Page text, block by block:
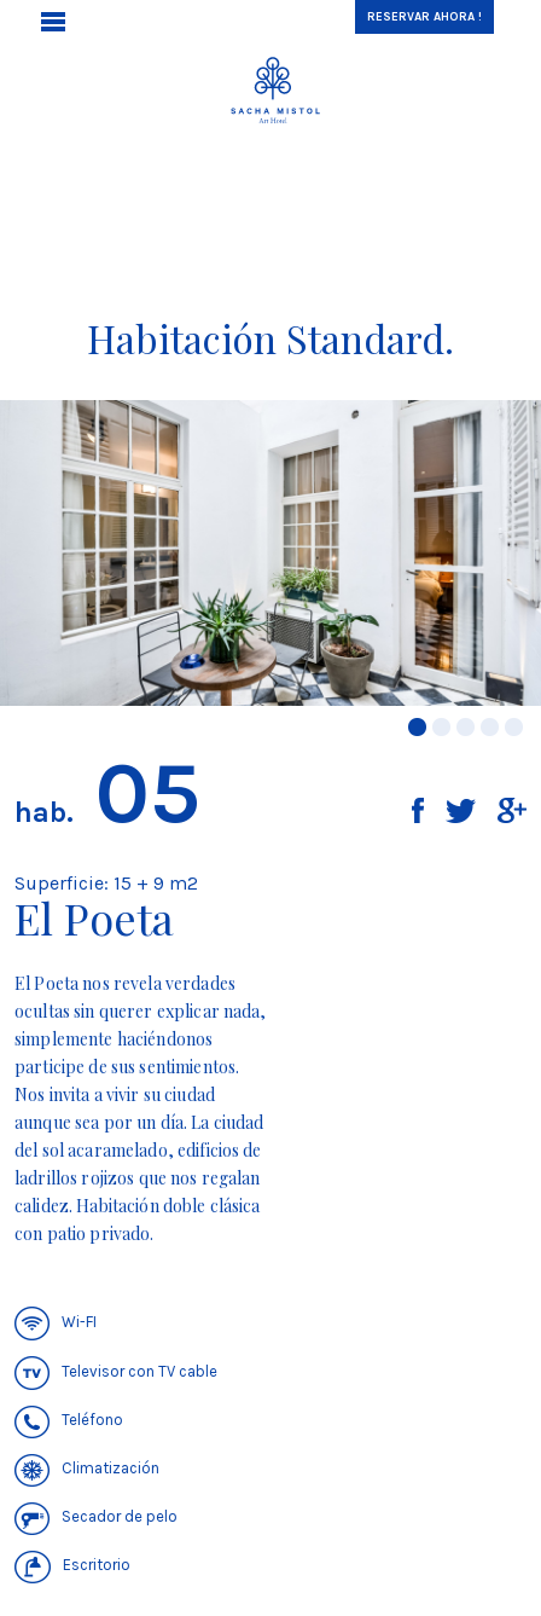
RESERVAR AHORA !
Habitación Standard.
hab. 05
Superficie: 15 + 9 m2
El Poeta
El Poeta nos revela verdades
ocultas sin querer explicar nada,
simplemente haciéndonos
participe de sus sentimientos.
Nos invita a vivir su ciudad
aunque sea por un día. La ciudad
del sol acaramelado, edificios de
ladrillos rojizos que nos regalan
calidez. Habitación doble clásica
con patio privado.
Wi-FI
Televisor con TV cable
Teléfono
Climatización
Secador de pelo
Escritorio